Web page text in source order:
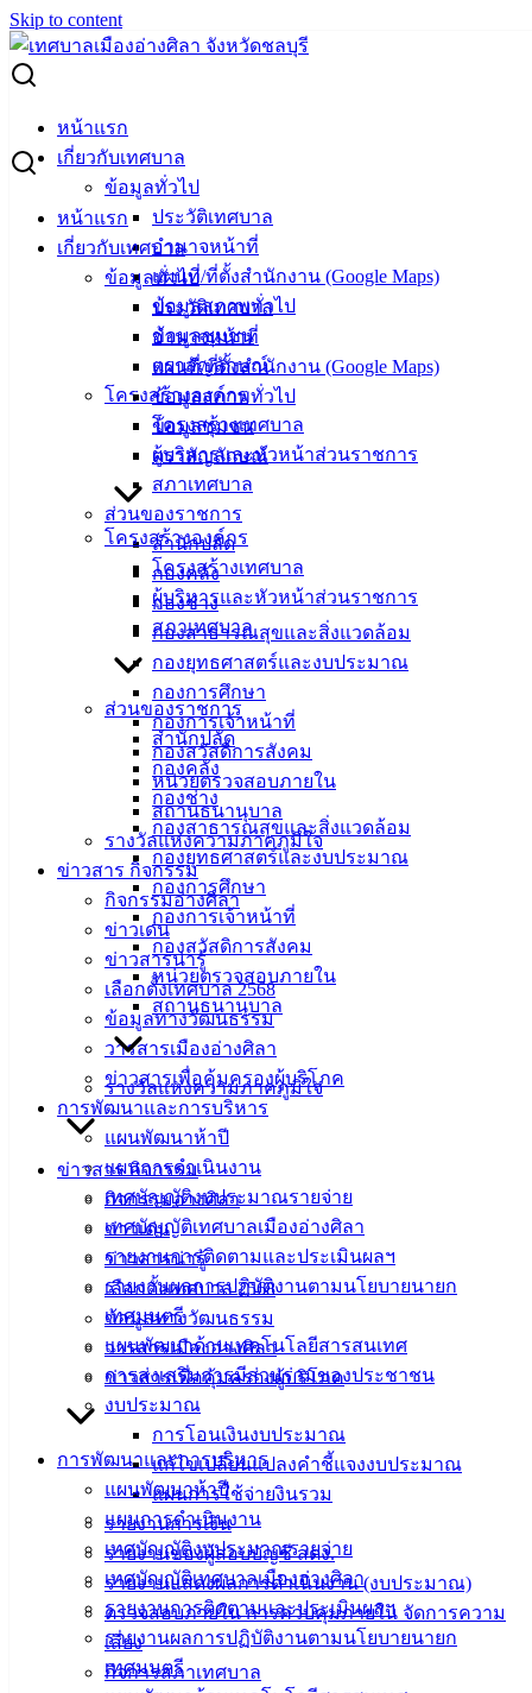
Skip to content
หน้าแรก
เกี่ยวกับเทศบาล
ข้อมูลทั่วไป
ประวัติเทศบาล
อำนาจหน้าที่
แผนที่/ที่ตั้งสำนักงาน (Google Maps)
ข้อมูลสภาพทั่วไป
ข้อมูลชุมชน
ตราสัญลักษณ์
โครงสร้างองค์กร
โครงสร้างเทศบาล
ผู้บริหารและหัวหน้าส่วนราชการ
สภาเทศบาล
ส่วนของราชการ
สำนักปลัด
กองคลัง
กองช่าง
กองสาธารณสุขและสิ่งแวดล้อม
กองยุทธศาสตร์และงบประมาณ
กองการศึกษา
กองการเจ้าหน้าที่
กองสวัสดิการสังคม
หน่วยตรวจสอบภายใน
สถานธนานุบาล
รางวัลแห่งความภาคภูมิใจ
ข่าวสาร กิจกรรม
กิจกรรมอ่างศิลา
ข่าวเด่น
ข่าวสารน่ารู้
เลือกตั้งเทศบาล 2568
ข้อมูลทางวัฒนธรรม
วารสารเมืองอ่างศิลา
ข่าวสารเพื่อคุ้มครองผู้บริโภค
การพัฒนาและการบริหาร
แผนพัฒนาห้าปี
แผนการดำเนินงาน
เทศบัญญัติงบประมาณรายจ่าย
เทศบัญญัติเทศบาลเมืองอ่างศิลา
รายงานการติดตามและประเมินผลฯ
รายงานผลการปฏิบัติงานตามนโยบายนายก
เทศมนตรี
แผนพัฒนาด้านเทคโนโลยีสารสนเทศ
การส่งเสริมการมีส่วนร่วมของประชาชน
งบประมาณ
การโอนเงินงบประมาณ
แก้ไขเปลี่ยนแปลงคำชี้แจงงบประมาณ
แผนการใช้จ่ายงินรวม
รายงานการเงิน
รายงานของผู้สอบบัญชี สตง.
รายงานแสดงผลการดำเนินงาน (งบประมาณ)
ตรวจสอบภายใน การควบคุมภายใน จัดการความ
เสี่ยง
กิจการสภาเทศบาล
หน้าแรก
เกี่ยวกับเทศบาล
ข้อมูลทั่วไป
ประวัติเทศบาล
อำนาจหน้าที่
แผนที่/ที่ตั้งสำนักงาน (Google Maps)
ข้อมูลสภาพทั่วไป
ข้อมูลชุมชน
ตราสัญลักษณ์
โครงสร้างองค์กร
โครงสร้างเทศบาล
ผู้บริหารและหัวหน้าส่วนราชการ
สภาเทศบาล
ส่วนของราชการ
สำนักปลัด
กองคลัง
กองช่าง
กองสาธารณสุขและสิ่งแวดล้อม
กองยุทธศาสตร์และงบประมาณ
กองการศึกษา
กองการเจ้าหน้าที่
กองสวัสดิการสังคม
หน่วยตรวจสอบภายใน
สถานธนานุบาล
รางวัลแห่งความภาคภูมิใจ
ข่าวสาร กิจกรรม
กิจกรรมอ่างศิลา
ข่าวเด่น
ข่าวสารน่ารู้
เลือกตั้งเทศบาล 2568
ข้อมูลทางวัฒนธรรม
วารสารเมืองอ่างศิลา
ข่าวสารเพื่อคุ้มครองผู้บริโภค
การพัฒนาและการบริหาร
แผนพัฒนาห้าปี
แผนการดำเนินงาน
เทศบัญญัติงบประมาณรายจ่าย
เทศบัญญัติเทศบาลเมืองอ่างศิลา
รายงานการติดตามและประเมินผลฯ
รายงานผลการปฏิบัติงานตามนโยบายนายก
เทศมนตรี
Search for:
แผนการจัดซื้อจัดจ้าง ปีงบประมาณ พ.ศ. 2568
แผนการจัดซื้อจัดจ้าง ปีงบประมาณ พ.ศ.
2568
พฤศจิกายน 11, 2024พฤศจิกายน 21, 2024
vichakarn
แผนการจัดซื้อจัดจ้าง
แผนการจัดซื้อจัดจ้าง ปีงบประมาณ พ.ศ. 2568
เทศบาล
เมืองอ่าง
สำนักงาน
เทศบาลเมือง
อ่างศิลา 90/338
ม.3 ต.เสม็ด
อ.เมือง จ.ชลบุรี
20000
038-
142-100-104
บริการ
ประชาชน